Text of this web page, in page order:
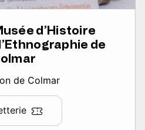
d’Histoire
de
de Colmar